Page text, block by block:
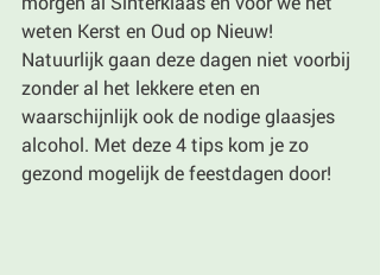
weten Kerst en Oud op Nieuw!
Natuurlijk gaan deze dagen niet voorbij
zonder al het lekkere eten en
waarschijnlijk ook de nodige glaasjes
alcohol. Met deze 4 tips kom je zo
gezond mogelijk de feestdagen door!